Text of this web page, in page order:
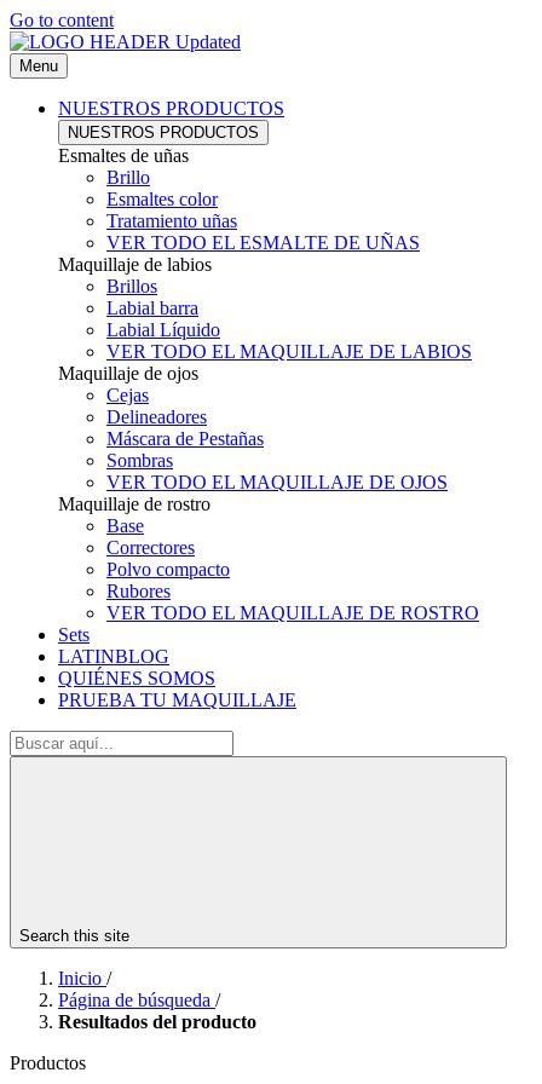
Go to content
Menu
NUESTROS PRODUCTOS
NUESTROS PRODUCTOS
Esmaltes de uñas
Brillo
Esmaltes color
Tratamiento uñas
VER TODO EL ESMALTE DE UÑAS
Maquillaje de labios
Brillos
Labial barra
Labial Líquido
VER TODO EL MAQUILLAJE DE LABIOS
Maquillaje de ojos
Cejas
Delineadores
Máscara de Pestañas
Sombras
VER TODO EL MAQUILLAJE DE OJOS
Maquillaje de rostro
Base
Correctores
Polvo compacto
Rubores
VER TODO EL MAQUILLAJE DE ROSTRO
Sets
LATINBLOG
QUIÉNES SOMOS
PRUEBA TU MAQUILLAJE
Search this site
Inicio /
Página de búsqueda /
Resultados del producto
Productos